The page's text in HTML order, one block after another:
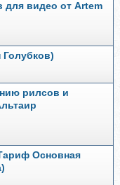
для видео от Artem
Голубков)
рилсов и
Основная